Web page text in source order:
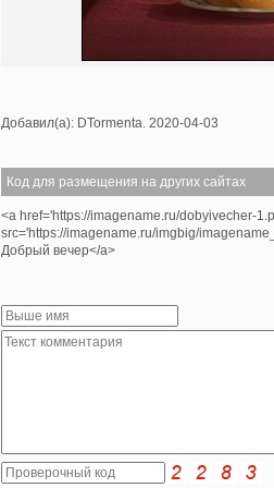
Добавил(а): DTormenta. 2020-04-03
Код для размещения на других сайтах
<a href='https://imagename.ru/dobyivecher-
src='https://imagename.ru/imgbig/
Добрый вечер</a>